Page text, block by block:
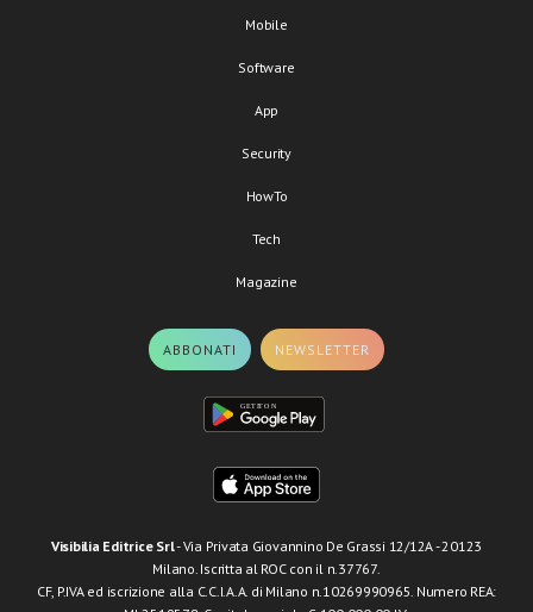
Mobile
Software
App
Security
HowTo
Tech
Magazine
ABBONATI NEWSLETTER
Visibilia Editrice Srl- Via Privata Giovannino De Grassi 12/12A - 20123
Milano. Iscritta al ROC con il n.37767.
CF, P.IVA ed iscrizione alla C.C.I.A.A. di Milano n.10269990965. Numero REA: